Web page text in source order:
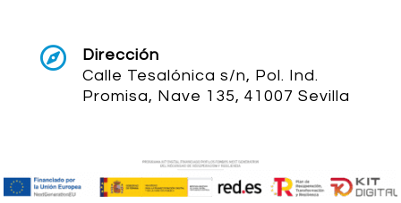

Dirección
Calle Tesalónica s/n, Pol. Ind.
Promisa, Nave 135, 41007 Sevilla